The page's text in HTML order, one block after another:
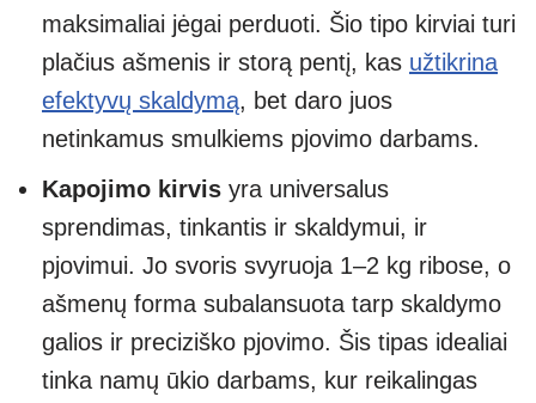
maksimaliai jėgai perduoti. Šio tipo kirviai turi
plačius ašmenis ir storą pentį, kas užtikrina
efektyvų skaldymą, bet daro juos
netinkamus smulkiems pjovimo darbams.
Kapojimo kirvis yra universalus
sprendimas, tinkantis ir skaldymui, ir
pjovimui. Jo svoris svyruoja 1–2 kg ribose, o
ašmenų forma subalansuota tarp skaldymo
galios ir preciziško pjovimo. Šis tipas idealiai
tinka namų ūkio darbams, kur reikalingas